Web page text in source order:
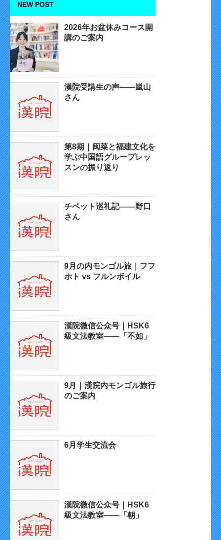
NEW POST
2026年お盆休みコース開
講のご案内
漢院受講生の声——嵐山
さん
第8期｜闽菜と福建文化を
学ぶ中国語グループレッ
スンの振り返り
チベット巡礼記——野口
さん
9月の内モンゴル旅｜フフ
ホト vs フルンボイル
漢院微信公众号｜HSK6
級文法教室——「不如」
9月｜漢院内モンゴル旅行
のご案内
6月学生交流会
漢院微信公众号｜HSK6
級文法教室——「朝」